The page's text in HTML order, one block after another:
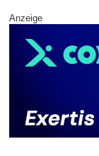
Anzeige